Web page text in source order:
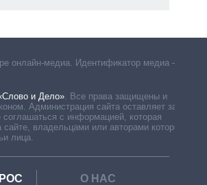
онлайн-медиа. Идентификатор медиа –
и Дело». Все права защищены и
Администрация сайта оставляет за
соглашаться с информацией, которая
сайте, владельцами или авторами которой
лица.
РОС
О НАС